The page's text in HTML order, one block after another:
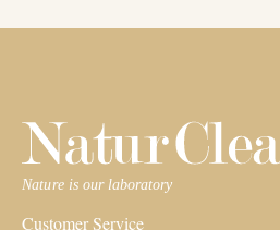
Customer Service